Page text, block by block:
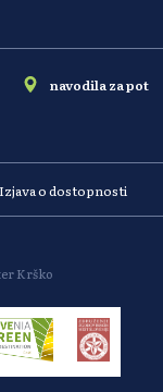
navodila za pot
Izjava o dostopnosti
Krško